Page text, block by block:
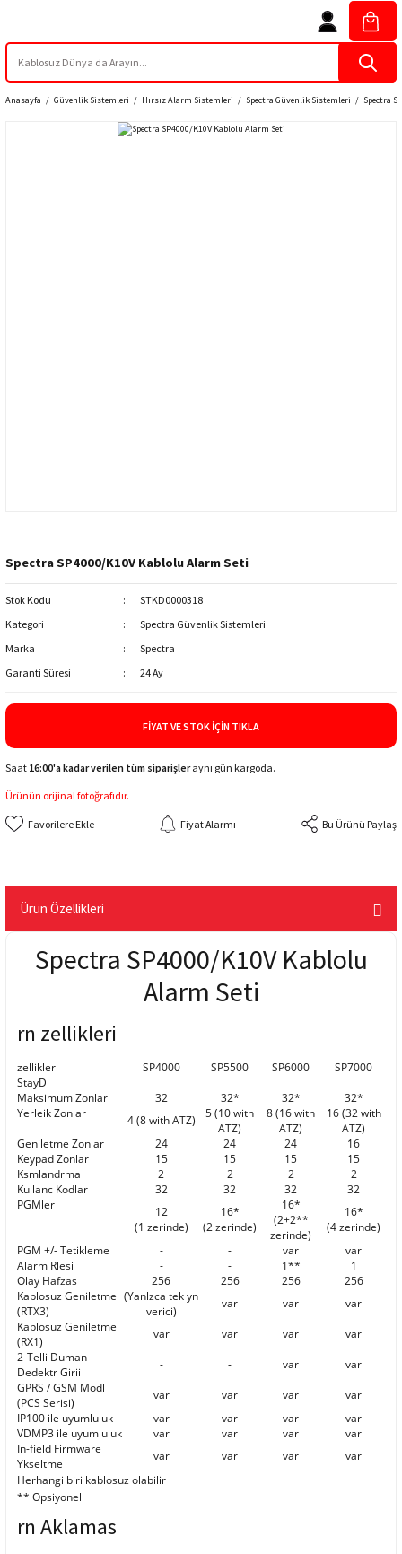
Anasayfa Güvenlik Sistemleri Hırsız Alarm Sistemleri Spectra Güvenlik Sistemleri Spectra
Spectra SP4000/K10V Kablolu Alarm Seti
Stok Kodu
STKD0000318
Kategori
Spectra Güvenlik Sistemleri
Marka
Spectra
Garanti Süresi
24 Ay
FIYAT VE STOK İÇIN TIKLA
Saat 16:00'a kadar verilen tüm siparişleraynı gün kargoda.
Ürünün orijinal fotoğrafıdır.
Fiyat Alarmı Bu Ürünü Paylaş
Ürün Özellikleri
Spectra SP4000/K10V Kablolu
Alarm Seti
rn zellikleri
zellikler SP4000 SP5500 SP6000
SP7000
StayD
Maksimum Zonlar
32 32* 32*
32*
Yerleik Zonlar
4 (8 with ATZ)
5 (10 with
ATZ)
8 (16 with
ATZ)
16 (32 with
ATZ)
Geniletme Zonlar
24 24 24
16
Keypad Zonlar
15 15 15
15
Ksmlandrma
2 2 2
2
Kullanc Kodlar
32 32 32
32
PGMler
12
(1 zerinde)
16*
(2 zerinde)
16*
(2+2**
zerinde)
16*
(4 zerinde)
PGM +/- Tetikleme
- - var
var
Alarm Rlesi
- - 1**
1
Olay Hafzas
256 256 256
256
Kablosuz Geniletme
(RTX3)
(Yanlzca tek yn
verici)
var var
var
Kablosuz Geniletme
(RX1)
var var var
var
2-Telli Duman
Dedektr Girii
- - var
var
GPRS / GSM Modl
(PCS Serisi)
var var var
var
IP100 ile uyumluluk
var var var
var
VDMP3 ile uyumluluk
var var var
var
In-field Firmware
Ykseltme
var var var var
Herhangi biri kablosuz olabilir
** Opsiyonel
rn Aklamas